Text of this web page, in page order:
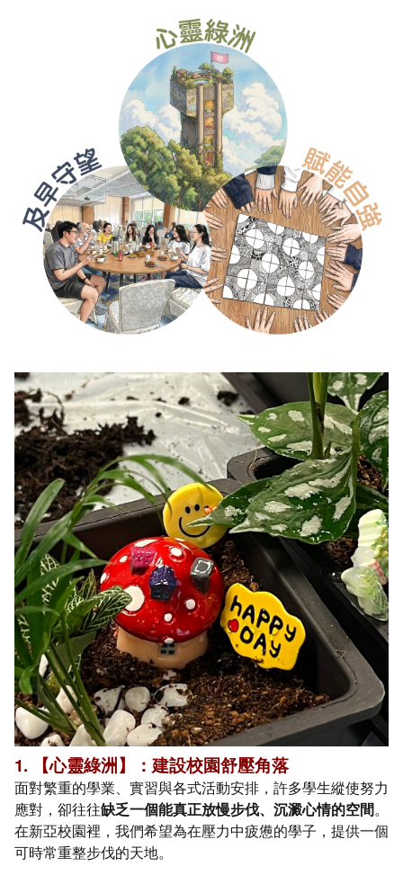
1. 【心靈綠洲】：建設校園舒壓角落
面對繁重的學業、實習與各式活動安排，許多學生縱使努力
應對，卻往往缺乏一個能真正放慢步伐、沉澱心情的空間。
在新亞校園裡，我們希望為在壓力中疲憊的學子，提供一個
可時常重整步伐的天地。